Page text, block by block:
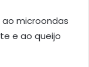
microondas
e ao queijo